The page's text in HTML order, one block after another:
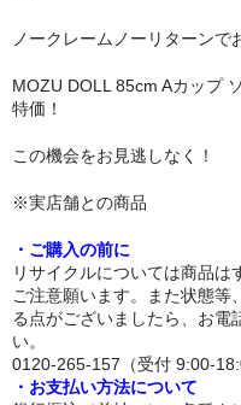
爆乳
おしり大きめ
平らな胸
つむり目
小麦肌
外国人
ノークレームノーリターンで
MOZU DOLL 85cm Aカップ
特価！
この機会をお見逃しなく！
※実店舗との商品
・ご購入の前に
リサイクルについては商品は
ご注意願います。また状態等
る点がございましたら、お電
い。
0120-265-157（受付 9:00-
・お支払い方法について